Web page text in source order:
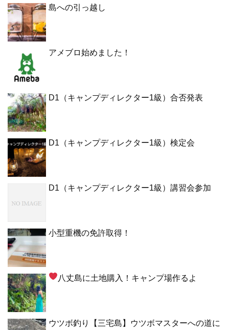
島への引っ越し
アメブロ始めました！
D1（キャンプディレクター1級）合否発表
D1（キャンプディレクター1級）検定会
D1（キャンプディレクター1級）講習会参加
小型重機の免許取得！
八丈島に土地購入！キャンプ場作るよ
ウツボ釣り【三宅島】ウツボマスターへの道に